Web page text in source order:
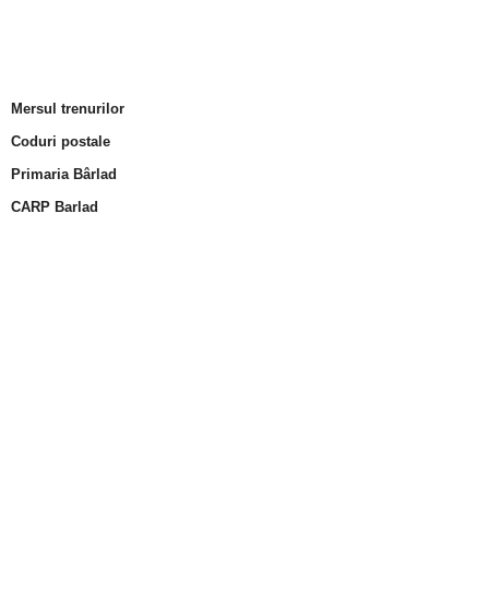
Mersul trenurilor
Coduri postale
Primaria Bârlad
CARP Barlad